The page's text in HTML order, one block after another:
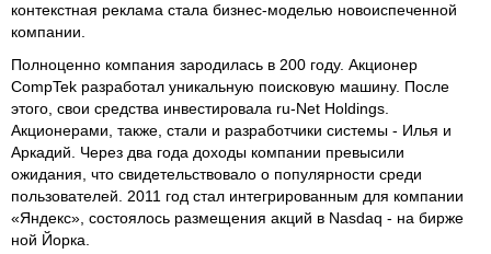
контекстная реклама стала бизнес-моделью новоиспеченной
компании.
Полноценно компания зародилась в 200 году. Акционер
CompTek разработал уникальную поисковую машину. После
этого, свои средства инвестировала ru-Net Holdings.
Акционерами, также, стали и разработчики системы - Илья и
Аркадий. Через два года доходы компании превысили
ожидания, что свидетельствовало о популярности среди
пользователей. 2011 год стал интегрированным для компании
«Яндекс», состоялось размещения акций в Nasdaq - на бирже
ной Йорка.